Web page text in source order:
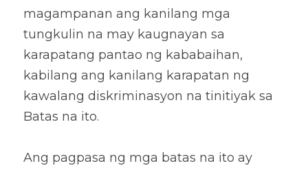
magampanan ang kanilang mga
tungkulin na may kaugnayan sa
karapatang pantao ng kababaihan,
kabilang ang kanilang karapatan ng
kawalang diskriminasyon na tinitiyak sa
Batas na ito.
Ang pagpasa ng mga batas na ito ay